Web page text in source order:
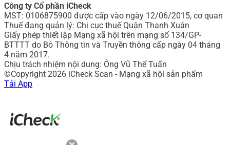
Công ty Cổ phần iCheck
MST: 0106875900 được cấp vào ngày 12/06/2015, cơ quan
Thuế đang quản lý: Chi cục thuế Quận Thanh Xuân
Giấy phép thiết lập Mạng xã hội trên mạng số 134/GP-
BTTTT do Bô Thông tin và Truyền thông cấp ngày 04 tháng
4 năm 2017.
Chịu trách nhiệm nội dung: Ông Vũ Thế Tuấn
©Copyright 2026 iCheck Scan - Mạng xã hội sản phẩm
Tải App